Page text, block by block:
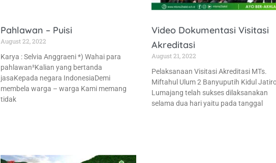
Pahlawan – Puisi
August 22, 2022
Karya : Selvia Anggraeni *) Wahai para
pahlawan²Kalian yang bertanda
jasaKepada negara IndonesiaDemi
membela warga – warga Kami memang
tidak
Video Dokumentasi Visitasi
Akreditasi
August 21, 2022
Pelaksanaan Visitasi Akreditasi MTs.
Miftahul Ulum 2 Banyuputih Kidul
Lumajang telah sukses dilaksanakan
selama dua hari yaitu pada tanggal